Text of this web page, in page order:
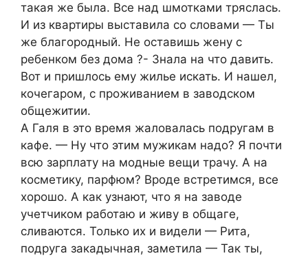
такая же была. Все над шмотками тряслась.
И из квартиры выставила со словами — Ты
же благородный. Не оставишь жену с
ребенком без дома ?- Знала на что давить.
Вот и пришлось ему жилье искать. И нашел,
кочегаром, с проживанием в заводском
общежитии.
А Галя в это время жаловалась подругам в
кафе. — Ну что этим мужикам надо? Я почти
всю зарплату на модные вещи трачу. А на
косметику, парфюм? Вроде встретимся, все
хорошо. А как узнают, что я на заводе
учетчиком работаю и живу в общаге,
сливаются. Только их и видели — Рита,
подруга закадычная, заметила — Так ты,